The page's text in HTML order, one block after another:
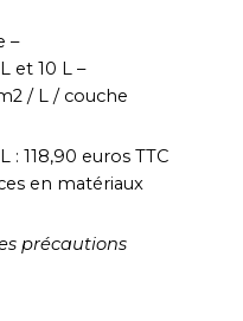
–
et 10 L –
/ L / couche
: 118,90 euros TTC
en matériaux
précautions